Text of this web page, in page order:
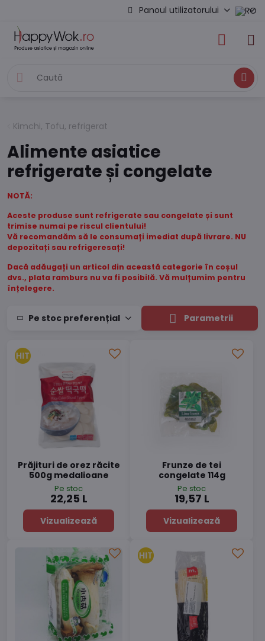
Panoul utilizatorului
Caută
Kimchi, Tofu, refrigerat
Alimente asiatice
refrigerate și congelate
NOTĂ:
Aceste produse sunt refrigerate sau congelate și sunt
trimise numai pe riscul clientului!
Vă recomandăm să le consumați imediat după livrare. NU
depozitați sau refrigeresați!
Dacă adăugați un articol din această categorie în coșul
dvs., plata ramburs nu va fi posibilă. Vă mulțumim pentru
înțelegere.
Pe stoc preferențial Parametrii
Prăjituri de orez răcite
500g medalioane
Pe stoc
22,25 L
Vizualizează
Frunze de tei
congelate 114g
Pe stoc
19,57 L
Vizualizează